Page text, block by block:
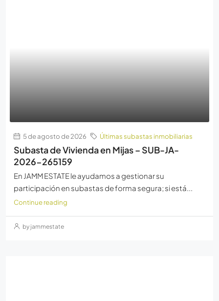
5 de agosto de 2026 Últimas subastas inmobiliarias
Subasta de Vivienda en Mijas – SUB-JA-
2026-265159
En JAMM ESTATE le ayudamos a gestionar su
participación en subastas de forma segura; si está...
Continue reading
by jammestate